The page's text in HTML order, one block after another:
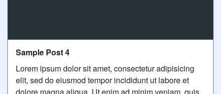
Sample Post 4
Lorem ipsum dolor sit amet, consectetur adipisicing
elit, sed do eiusmod tempor incididunt ut labore et